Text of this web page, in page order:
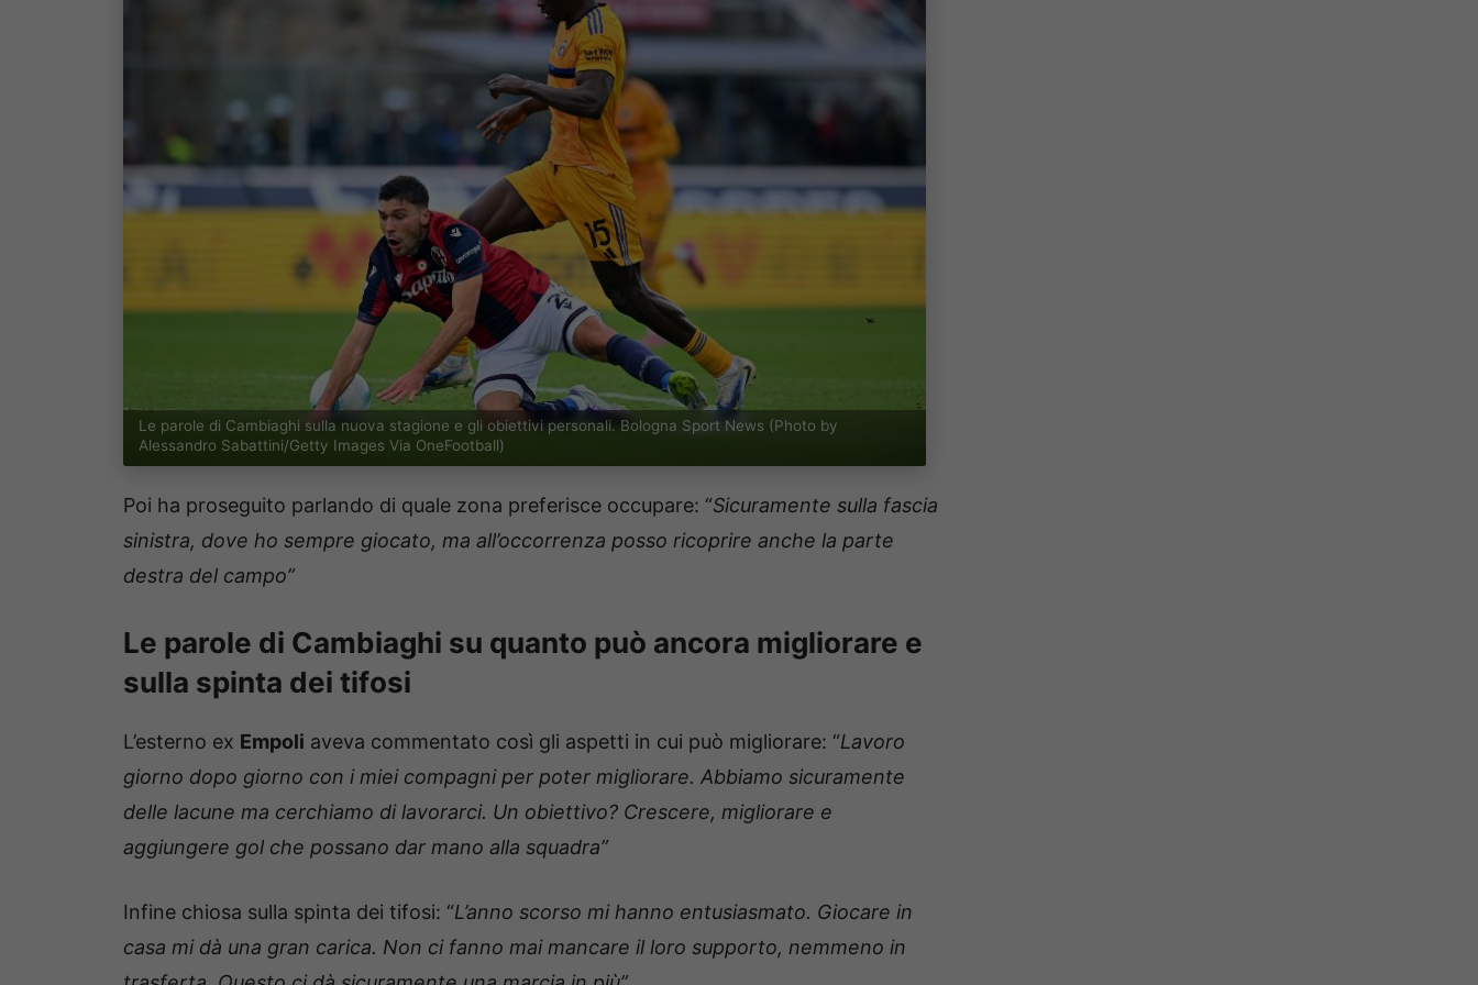
Le parole di Cambiaghi sulla nuova stagione e gli obiettivi personali. Bologna Sport News (Photo by
Alessandro Sabattini/Getty Images Via OneFootball)
Poi ha proseguito parlando di quale zona preferisce occupare: “Sicuramente sulla fascia
sinistra, dove ho sempre giocato, ma all’occorrenza posso ricoprire anche la parte
destra del campo”
Le parole di Cambiaghi su quanto può ancora migliorare e
sulla spinta dei tifosi
L’esterno ex Empoli aveva commentato così gli aspetti in cui può migliorare: “Lavoro
giorno dopo giorno con i miei compagni per poter migliorare. Abbiamo sicuramente
delle lacune ma cerchiamo di lavorarci. Un obiettivo? Crescere, migliorare e
aggiungere gol che possano dar mano alla squadra”
Infine chiosa sulla spinta dei tifosi: “L’anno scorso mi hanno entusiasmato. Giocare in
casa mi dà una gran carica. Non ci fanno mai mancare il loro supporto, nemmeno in